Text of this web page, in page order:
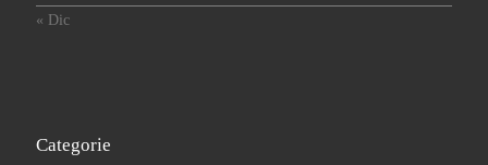
« Dic
Categorie